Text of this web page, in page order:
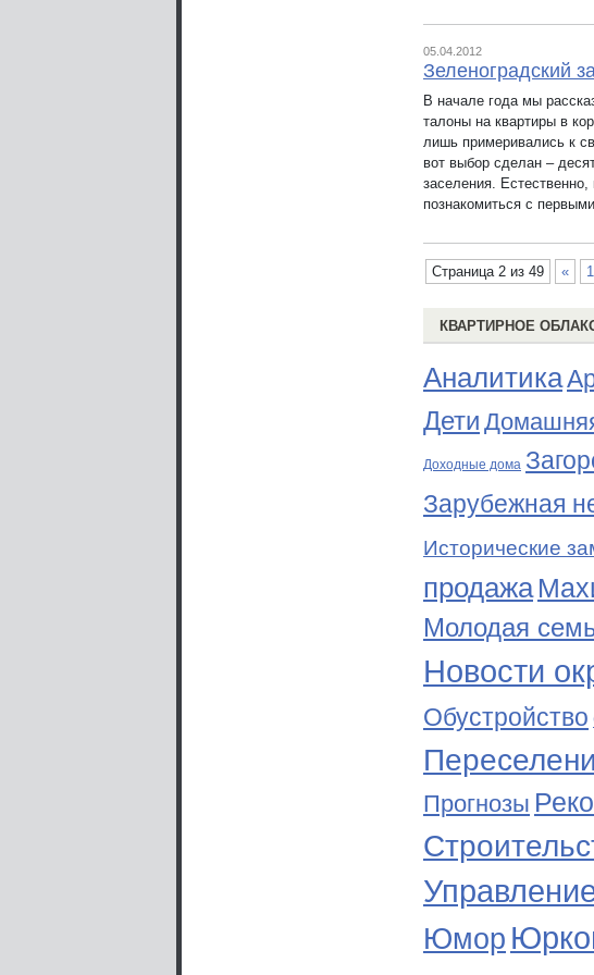
05.04.2012
Зеленоградский
В начале года мы
талоны на квартиры в
лишь примеривались к
вот выбор сделан –
заселения.
познакомиться с
Страница 2 из 49 « 1
КВАРТИРНОЕ
Аналитика
Дети
Доходные дома
Зарубежная
Исторические
продажа
Молодая
Новости
Обустройство
Прогнозы
Юмор